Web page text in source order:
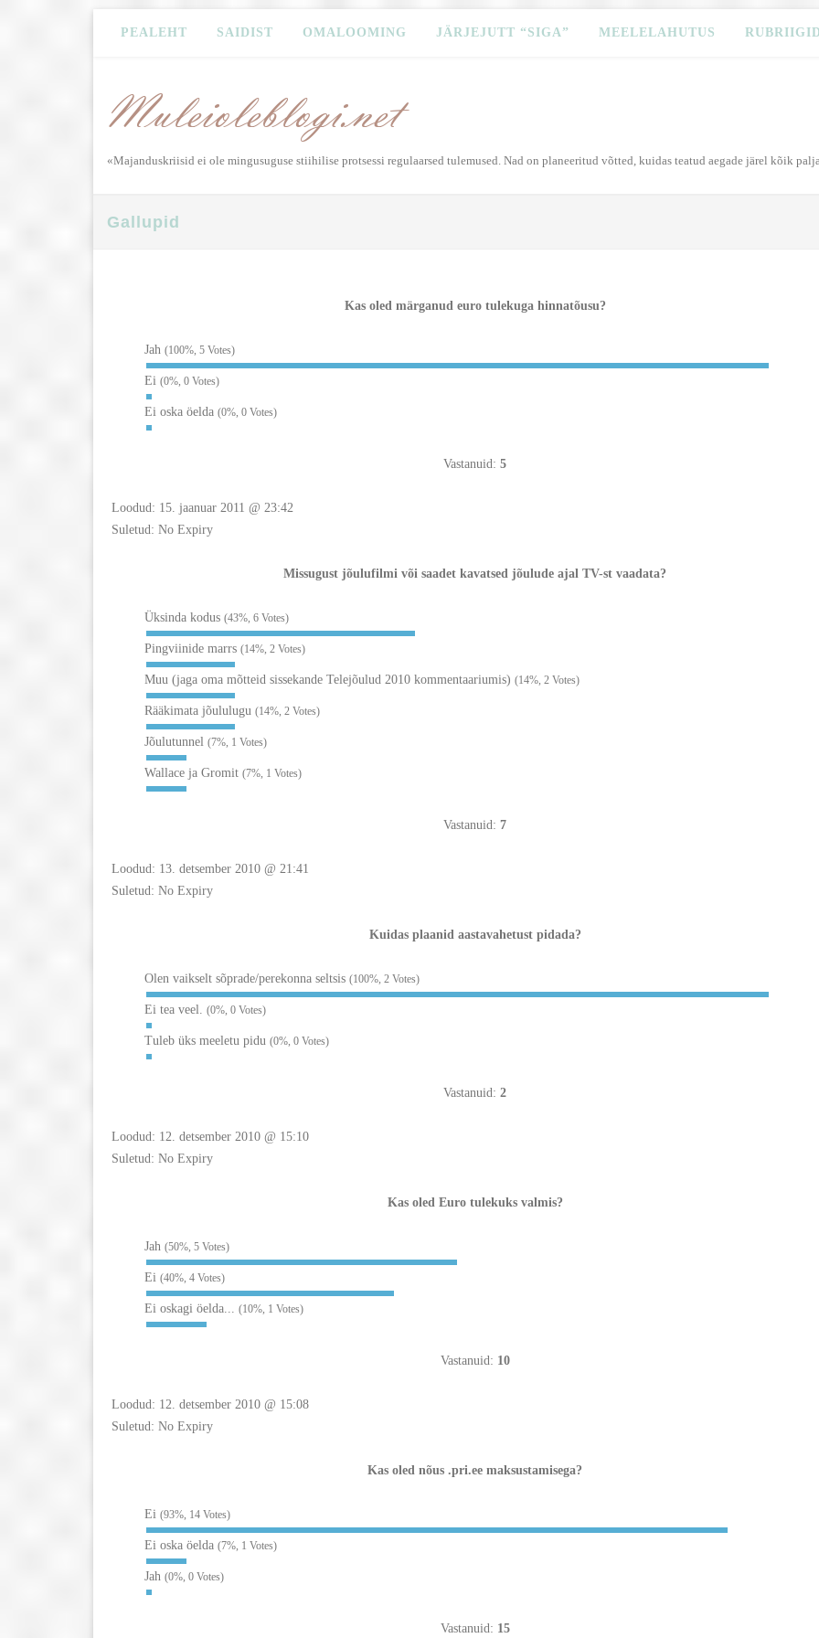
PEALEHT SAIDIST OMALOOMING JÄRJEJUTT “SIGA” MEELELAHUTUS
«Majanduskriisid ei ole mingusuguse stiihilise protsessi regulaarsed tulemused. Nad on planeeritud võtted, kuidas teatud aegade järel kõik
Gallupid
Kas oled märganud euro tulekuga hinnatõusu?
Jah (100%, 5 Votes)
Ei (0%, 0 Votes)
Ei oska öelda (0%, 0 Votes)
Vastanuid: 5
Loodud: 15. jaanuar 2011 @ 23:42
Suletud: No Expiry
Missugust jõulufilmi või saadet kavatsed jõulude ajal TV-st vaadata?
Üksinda kodus (43%, 6 Votes)
Pingviinide marrs (14%, 2 Votes)
Muu (jaga oma mõtteid sissekande Telejõulud 2010 kommentaariumis) (14%, 2 Votes)
Rääkimata jõululugu (14%, 2 Votes)
Jõulutunnel (7%, 1 Votes)
Wallace ja Gromit (7%, 1 Votes)
Vastanuid: 7
Loodud: 13. detsember 2010 @ 21:41
Suletud: No Expiry
Kuidas plaanid aastavahetust pidada?
Olen vaikselt sõprade/perekonna seltsis (100%, 2 Votes)
Ei tea veel. (0%, 0 Votes)
Tuleb üks meeletu pidu (0%, 0 Votes)
Vastanuid: 2
Loodud: 12. detsember 2010 @ 15:10
Suletud: No Expiry
Kas oled Euro tulekuks valmis?
Jah (50%, 5 Votes)
Ei (40%, 4 Votes)
Ei oskagi öelda... (10%, 1 Votes)
Vastanuid: 10
Loodud: 12. detsember 2010 @ 15:08
Suletud: No Expiry
Kas oled nõus .pri.ee maksustamisega?
Ei (93%, 14 Votes)
Ei oska öelda (7%, 1 Votes)
Jah (0%, 0 Votes)
Vastanuid: 15